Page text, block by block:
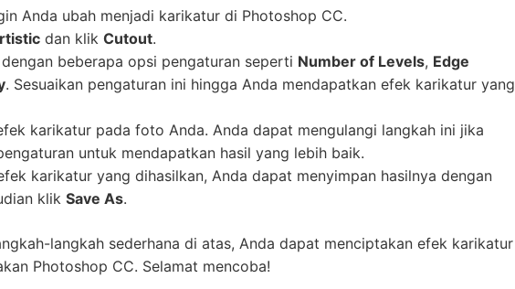
Anda ubah menjadi karikatur di Photoshop CC.
dan klik Cutout.
beberapa opsi pengaturan seperti Number of Levels, Edge
. Sesuaikan pengaturan ini hingga Anda mendapatkan efek karikatur yang
karikatur pada foto Anda. Anda dapat mengulangi langkah ini jika
untuk mendapatkan hasil yang lebih baik.
karikatur yang dihasilkan, Anda dapat menyimpan hasilnya dengan
klik Save As.
langkah sederhana di atas, Anda dapat menciptakan efek karikatur
Photoshop CC. Selamat mencoba!